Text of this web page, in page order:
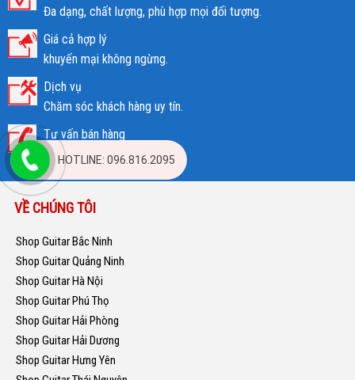
Đa dạng, chất lượng, phù hợp mọi đối tượng.
Giá cả hợp lý
khuyến mại không ngừng.
Dịch vụ
Chăm sóc khách hàng uy tín.
Tư vấn bán hàng
036.577.8077
VỀ CHÚNG TÔI
Shop Guitar Bắc Ninh
Shop Guitar Quảng Ninh
Shop Guitar Hà Nội
Shop Guitar Phú Thọ
Shop Guitar Hải Phòng
Shop Guitar Hải Dương
Shop Guitar Hưng Yên
HOTLINE: 096.816.2095